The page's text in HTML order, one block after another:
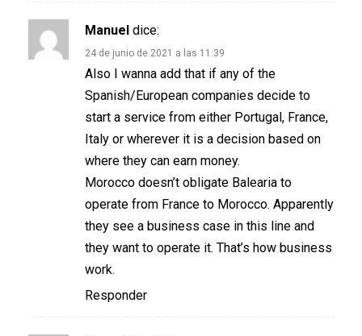
Manuel dice:
24 de junio de 2021 a las 11:39
Also I wanna add that if any of the
Spanish/European companies decide to
start a service from either Portugal, France,
Italy or wherever it is a decision based on
where they can earn money.
Morocco doesn’t obligate Balearia to
operate from France to Morocco. Apparently
they see a business case in this line and
they want to operate it. That’s how business
work.
Responder